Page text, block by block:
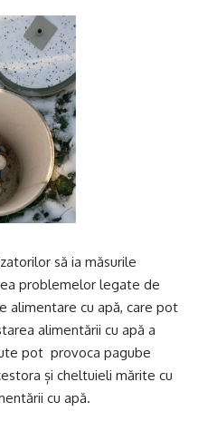
să ia măsurile
problemelor legate de
alimentare cu apă, care pot
alimentării cu apă a
pot provoca pagube
și cheltuieli mărite cu
cu apă.